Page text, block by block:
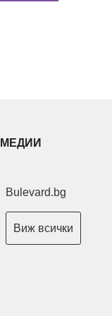
МЕДИИ
Bulevard.bg
Виж всички